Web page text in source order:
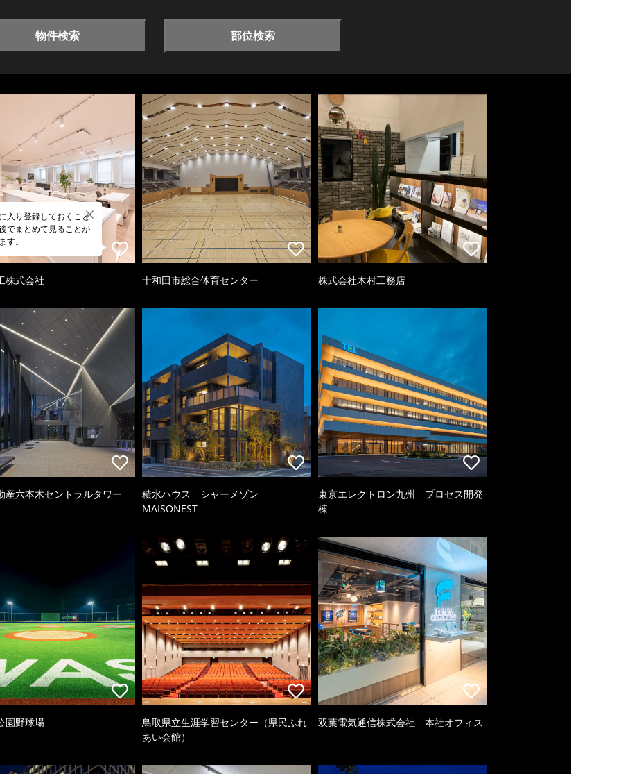
物件検索 部位検索
入り登録しておくこと
でまとめて見ることが
す。
株式会社 十和田市総合体育センター 株式会社木村工務店
産六本木セントラルタワー
積水ハウス シャーメゾン
MAISONEST
東京エレクトロン九州 プロセス開発
棟
園野球場
鳥取県立生涯学習センター（県民ふれ
あい会館）
双葉電気通信株式会社 本社オフィス